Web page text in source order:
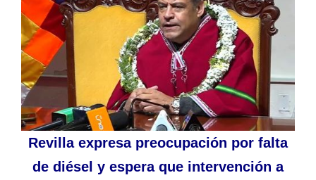
Revilla expresa preocupación por falta
de diésel y espera que intervención a